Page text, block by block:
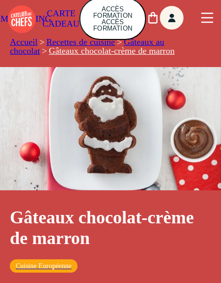
CARTE
CADEAU
ACCÈS
FORMATION
ACCÈS
FORMATION
Accueil > Recettes de cuisine > Gâteaux au
chocolat > Gâteaux chocolat-crème de marron
Gâteaux chocolat-crème
de marron
Cuisine Européenne